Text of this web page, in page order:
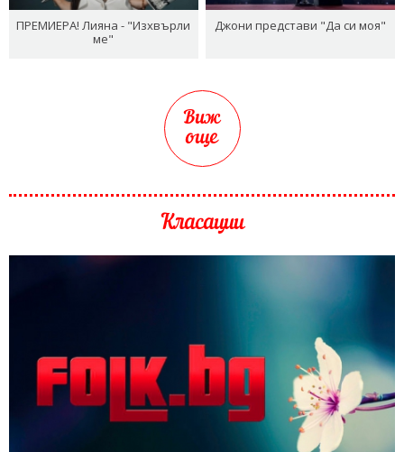
ПРЕМИЕРА! Лияна - "Изхвърли
ме"
Джони представи "Да си моя"
Виж
още
Класации